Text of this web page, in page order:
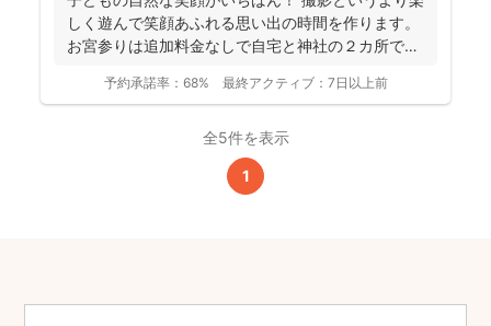
しく遊んで笑顔あふれる思い出の時間を作ります。
お宮参りは追加料金なしで自宅と神社の２カ所で撮
予約承諾率： 68% 最終アクティブ： 7日以上前
全5件を表示
1